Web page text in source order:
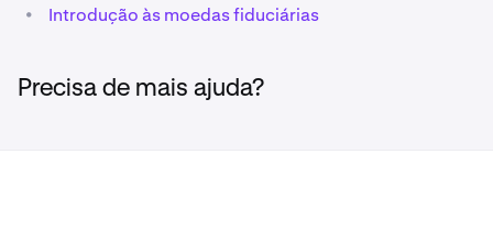
• Introdução às moedas fiduciárias
Precisa de mais ajuda?